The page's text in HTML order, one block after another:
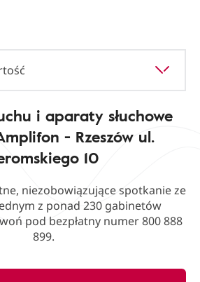
i aparaty słuchowe
- Rzeszów ul.
10
niezobowiązujące spotkanie ze
z ponad 230 gabinetów
pod bezpłatny numer 800 888
899.